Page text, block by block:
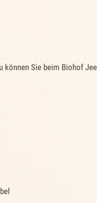
können Sie beim Biohof